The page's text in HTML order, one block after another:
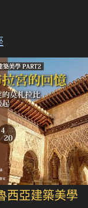
西亞建築美學